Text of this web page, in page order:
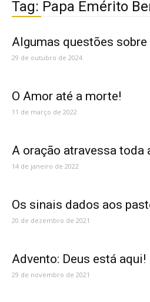
Tag: Papa Emérito
Algumas questões
29 de outubro de 2024
O Amor até a morte!
11 de março de 2022
A oração atravessa toda
14 de janeiro de 2022
Os sinais dados aos
20 de dezembro de 2021
Advento: Deus está aqui!
29 de novembro de 2021